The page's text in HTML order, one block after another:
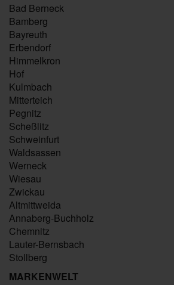
Bad Berneck
Bamberg
Bayreuth
Erbendorf
Himmelkron
Hof
Kulmbach
Mitterteich
Pegnitz
Scheßlitz
Schweinfurt
Waldsassen
Werneck
Wiesau
Zwickau
Altmittweida
Annaberg-Buchholz
Chemnitz
Lauter-Bernsbach
Stollberg
MARKENWELT